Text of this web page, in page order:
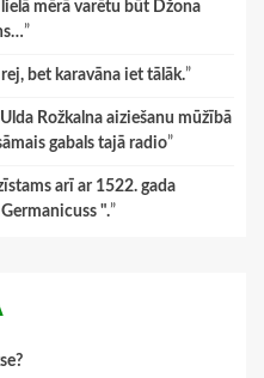
mērā varētu būt Džona
”
bet karavāna iet tālāk.”
Rožkalna aiziešanu mūžībā
gabals tajā radio”
arī ar 1522. gada
".”